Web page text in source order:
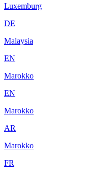
Luxemburg
DE
Malaysia
EN
Marokko
EN
Marokko
AR
Marokko
FR